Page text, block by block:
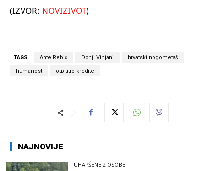
(IZVOR: NOVIZIVOT)
TAGS Ante Rebić Donji Vinjani hrvatski nogometaš
humanost otplatio kredite
NAJNOVIJE
UHAPŠENE 2 OSOBE